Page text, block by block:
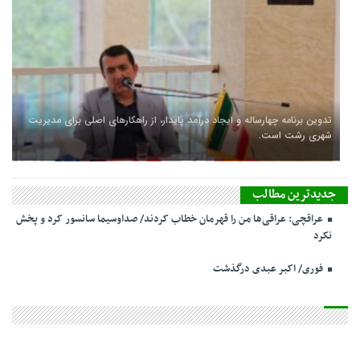
تدوین برنامه چهارساله و ایجاد درآمد پایدار، از راهکارهای اصلی برای مدیریت
شهری رشت است.
جدیدترین مطالب
عراقچی: عراقی‌ها من را قهرمان خطاب کردند/ صداوسیما سانسور کرد و پخش
نکرد
فوری/ اکبر عبدی درگذشت